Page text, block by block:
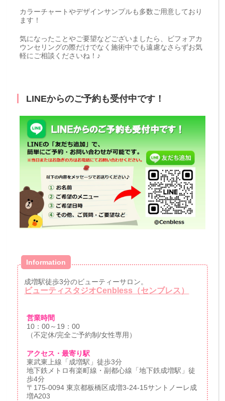
カラーチャートやデザインサンプルも多数ご用意しており
ます！
気になったことやご要望などございましたら、ビフォアカ
ウンセリングの際だけでなく施術中でも遠慮なさらずお気
軽にご相談くださいね！♪
LINEからのご予約も受付中です！
Information
成増駅徒歩3分のビューティーサロン。
ビューティスタジオCenbless（センブレス）
営業時間
10：00～19：00
（不定休/完全ご予約制/女性専用）
アクセス・最寄り駅
東武東上線「成増駅」徒歩3分
地下鉄メトロ有楽町線・副都心線「地下鉄成増駅」徒
歩4分
〒175-0094 東京都板橋区成増3-24-15サントノーレ成
増A203